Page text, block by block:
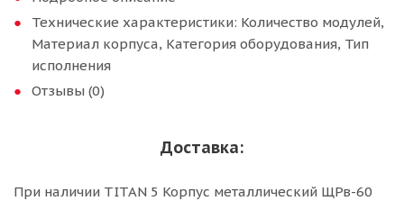
Технические характеристики: Количество модулей,
Материал корпуса, Категория оборудования, Тип
исполнения
Отзывы (0)
Доставка:
При наличии TITAN 5 Корпус металлический ЩРв-60